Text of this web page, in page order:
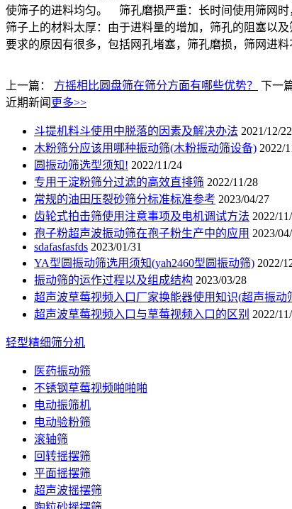
使筛子的进料均匀。 筛孔磨损严重：长时间使用筛网时
筛子上的材料太厚：由于进料量的增加，筛孔的阻塞以
要求的原因有很多，包括网孔堵塞，筛孔磨损，筛网进
上一篇： 方摇相比圆盘筛在筛分方面有哪些优势？ 下一
近期新闻 更多>>
斗提机料斗使用中脱落的因素及解决办法 2021/12/22
木粉筛分应该用哪种振动筛(木粉振动筛设备) 2022/
圆振动筛选型须知! 2022/11/24
专用于淀粉筛分过滤的高效直排筛 2022/11/28
常规的油田压裂砂筛分标准标准参考 2023/04/27
齿轮式拍击筛使用注意事项及电机调试方法 2022/
孢子粉超声波振动筛在孢子粉生产中的应用 2023/
sdafasfasfds 2023/01/31
YA型圆振动筛选用须知(yah2460型圆振动筛) 2022/
振动筛的运作过程以及组成结构 2023/03/28
超声波草莓视频入口厂家换能器使用知识(超声振动
超声波草莓视频入口与草莓视频入口的区别 2022/
轻型精细筛分机
医药振动筛
不锈钢草莓视频啪啪啪
电动振筛机
电动验粉筛
滚轴筛
回转摇摆筛
平面摇摆筛
超声波摇摆筛